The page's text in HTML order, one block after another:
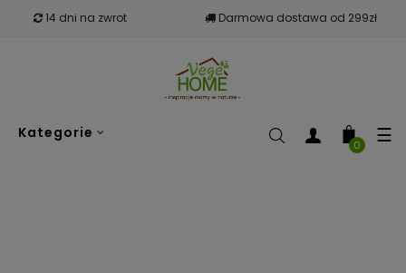
14 dni na zwrot Darmowa dostawa od 299zł
Kategorie ☰
0